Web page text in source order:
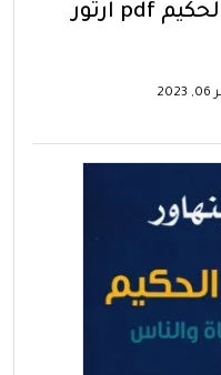
تحميل كتاب فن العيش الحكيم pdf آرثور